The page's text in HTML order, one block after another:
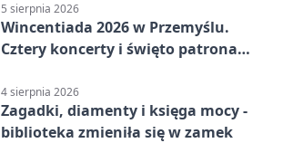
5 sierpnia 2026
Wincentiada 2026 w Przemyślu.
Cztery koncerty i święto patrona
4 sierpnia 2026
Zagadki, diamenty i księga mocy -
biblioteka zmieniła się w zamek